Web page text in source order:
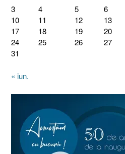
3
4 5 6
10
11 12 13
17
18 19 20
24
25 26 27
31
« iun.